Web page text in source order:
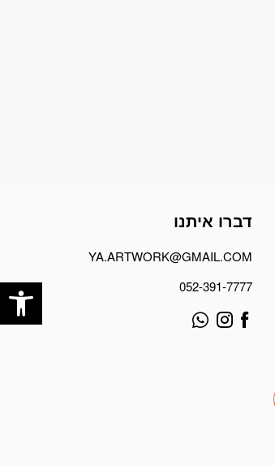
דברו איתנו
YA.ARTWORK@GMAIL.COM
052-391-7777